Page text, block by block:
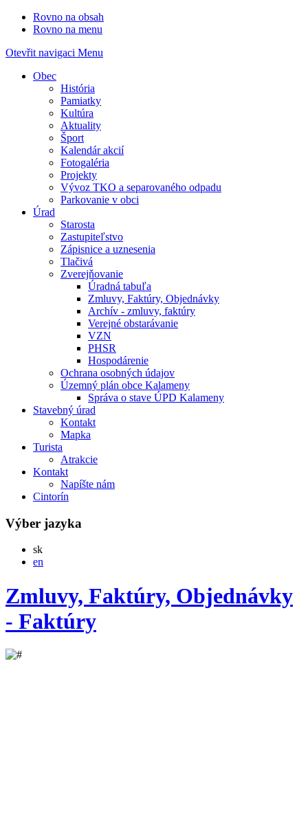
Rovno na obsah
Rovno na menu
Otevřit navigaci Menu
Obec
História
Pamiatky
Kultúra
Aktuality
Šport
Kalendár akcií
Fotogaléria
Projekty
Vývoz TKO a separovaného odpadu
Parkovanie v obci
Úrad
Starosta
Zastupiteľstvo
Zápisnice a uznesenia
Tlačivá
Zverejňovanie
Úradná tabuľa
Zmluvy, Faktúry, Objednávky
Archív - zmluvy, faktúry
Verejné obstarávanie
VZN
PHSR
Hospodárenie
Ochrana osobných údajov
Územný plán obce Kalameny
Správa o stave ÚPD Kalameny
Stavebný úrad
Kontakt
Mapka
Turista
Atrakcie
Kontakt
Napíšte nám
Cintorín
Výber jazyka
skSlovensky
en
Zmluvy, Faktúry, Objednávky
- Faktúry